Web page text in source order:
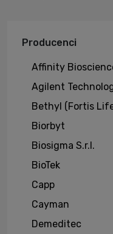
Producenci
Affinity
Agilent
Bethyl (Fortis
Biorbyt
Biosigma S.r.l.
BioTek
Capp
Cayman
Demeditec